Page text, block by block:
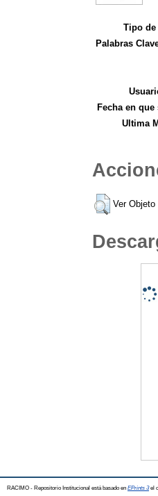
Tipo de
Palabras
Fecha en
Ultima
Ver Objeto
RACIMO - Repositorio Institucional está basado en EPrints 3el